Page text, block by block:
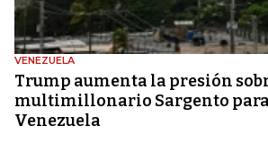
VENEZUELA
Trump aumenta la presión
multimillonario Sargento para
Venezuela